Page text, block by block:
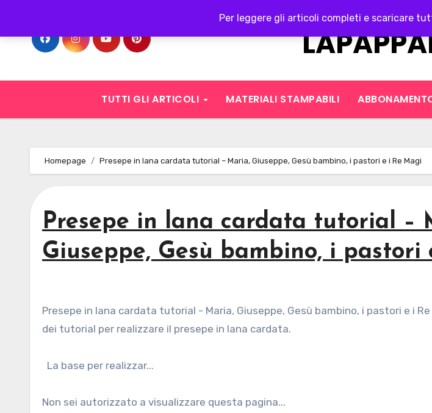
Per leggere gli articoli completi e scaricare
content
TUTTI GLI ARTICOLI MATERIALI STAMPABILI
Homepage Presepe in lana cardata tutorial – Maria, Giuseppe, Gesù bambino, i pastori e i Re Magi
Presepe in lana cardata tutorial –
Giuseppe, Gesù bambino, i pastori
Presepe in lana cardata tutorial - Maria, Giuseppe, Gesù bambino, i pastori e i Re Magi: eccoci al capitolo finale
dei tutorial per realizzare il presepe in lana cardata.
La base per realizzar...
Non sei autorizzato a visualizzare questa pagina...